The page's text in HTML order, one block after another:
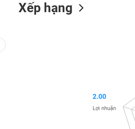
Xếp hạng
2.00
Lợi nhuận